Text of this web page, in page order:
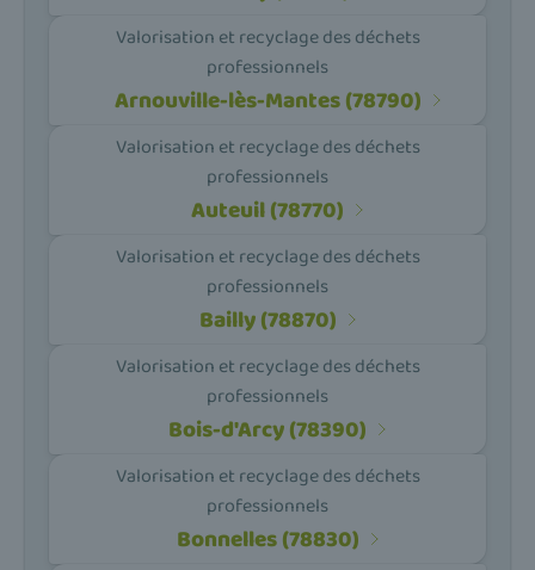
Valorisation et recyclage des déchets
professionnels
Arnouville-lès-Mantes (78790)
Valorisation et recyclage des déchets
professionnels
Auteuil (78770)
Valorisation et recyclage des déchets
professionnels
Bailly (78870)
Valorisation et recyclage des déchets
professionnels
Bois-d'Arcy (78390)
Valorisation et recyclage des déchets
professionnels
Bonnelles (78830)